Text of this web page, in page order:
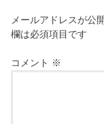
メールアドレスが公
欄は必須項目です
コメント ※